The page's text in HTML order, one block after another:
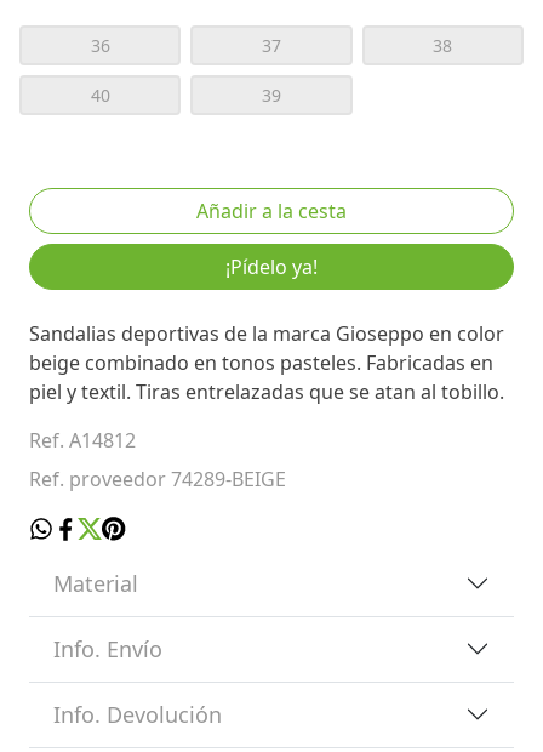
36 37 38
40 39
¡Pídelo ya!
Sandalias deportivas de la marca Gioseppo en color
beige combinado en tonos pasteles. Fabricadas en
piel y textil. Tiras entrelazadas que se atan al tobillo.
Ref. A14812
Ref. proveedor 74289-BEIGE
Material
Info. Envío
Info. Devolución